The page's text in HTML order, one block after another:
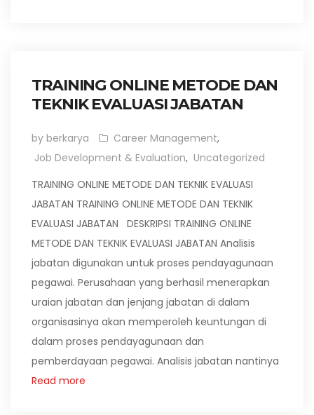
TRAINING ONLINE METODE DAN
TEKNIK EVALUASI JABATAN
by berkarya Career Management,
Job Development & Evaluation, Uncategorized
TRAINING ONLINE METODE DAN TEKNIK EVALUASI
JABATAN TRAINING ONLINE METODE DAN TEKNIK
EVALUASI JABATAN DESKRIPSI TRAINING ONLINE
METODE DAN TEKNIK EVALUASI JABATAN Analisis
jabatan digunakan untuk proses pendayagunaan
pegawai. Perusahaan yang berhasil menerapkan
uraian jabatan dan jenjang jabatan di dalam
organisasinya akan memperoleh keuntungan di
dalam proses pendayagunaan dan
pemberdayaan pegawai. Analisis jabatan nantinya
Read more